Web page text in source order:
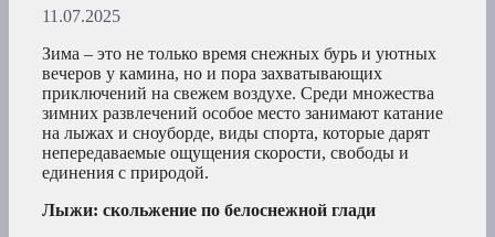
11.07.2025
Зима – это не только время снежных бурь и уютных
вечеров у камина, но и пора захватывающих
приключений на свежем воздухе. Среди множества
зимних развлечений особое место занимают катание
на лыжах и сноуборде, виды спорта, которые дарят
непередаваемые ощущения скорости, свободы и
единения с природой.
Лыжи: скольжение по белоснежной глади